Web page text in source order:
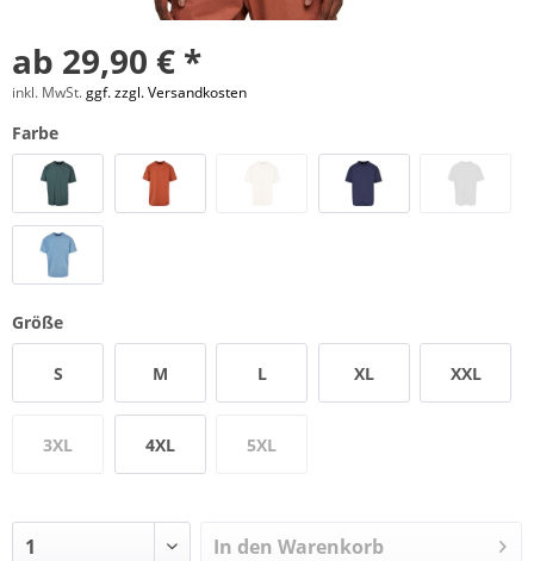
ab 29,90 € *
inkl. MwSt.ggf. zzgl. Versandkosten
Farbe
Größe
S M L XL XXL
3XL 4XL 5XL
In den Warenkorb